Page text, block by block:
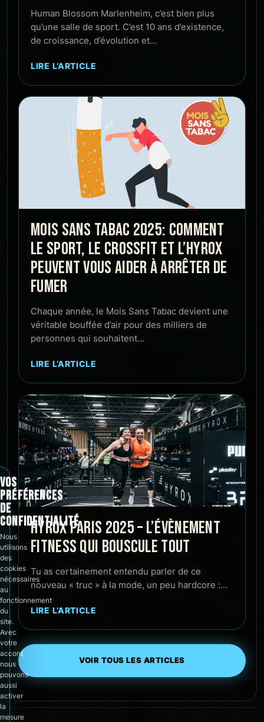
Human Blossom Marlenheim, c’est bien plus
qu’une salle de sport. C’est 10 ans d’existence,
de croissance, d’évolution et…
LIRE L’ARTICLE
MOIS SANS TABAC 2025: COMMENT
LE SPORT, LE CROSSFIT ET L’HYROX
PEUVENT VOUS AIDER À ARRÊTER DE
FUMER
Chaque année, le Mois Sans Tabac devient une
véritable bouffée d’air pour des milliers de
personnes qui souhaitent…
LIRE L’ARTICLE
HYROX PARIS 2025 – L’ÉVÈNEMENT
FITNESS QUI BOUSCULE TOUT
Tu as certainement entendu parler de ce
nouveau « truc » à la mode, un peu hardcore :…
LIRE L’ARTICLE
VOIR TOUS LES ARTICLES
VOS
PRÉFÉRENCES
DE
CONFIDENTIALITÉ
Nous
utilisons
des
cookies
nécessaires
au
fonctionnement
du
site.
Avec
votre
accord,
nous
pouvons
aussi
activer
la
mesure